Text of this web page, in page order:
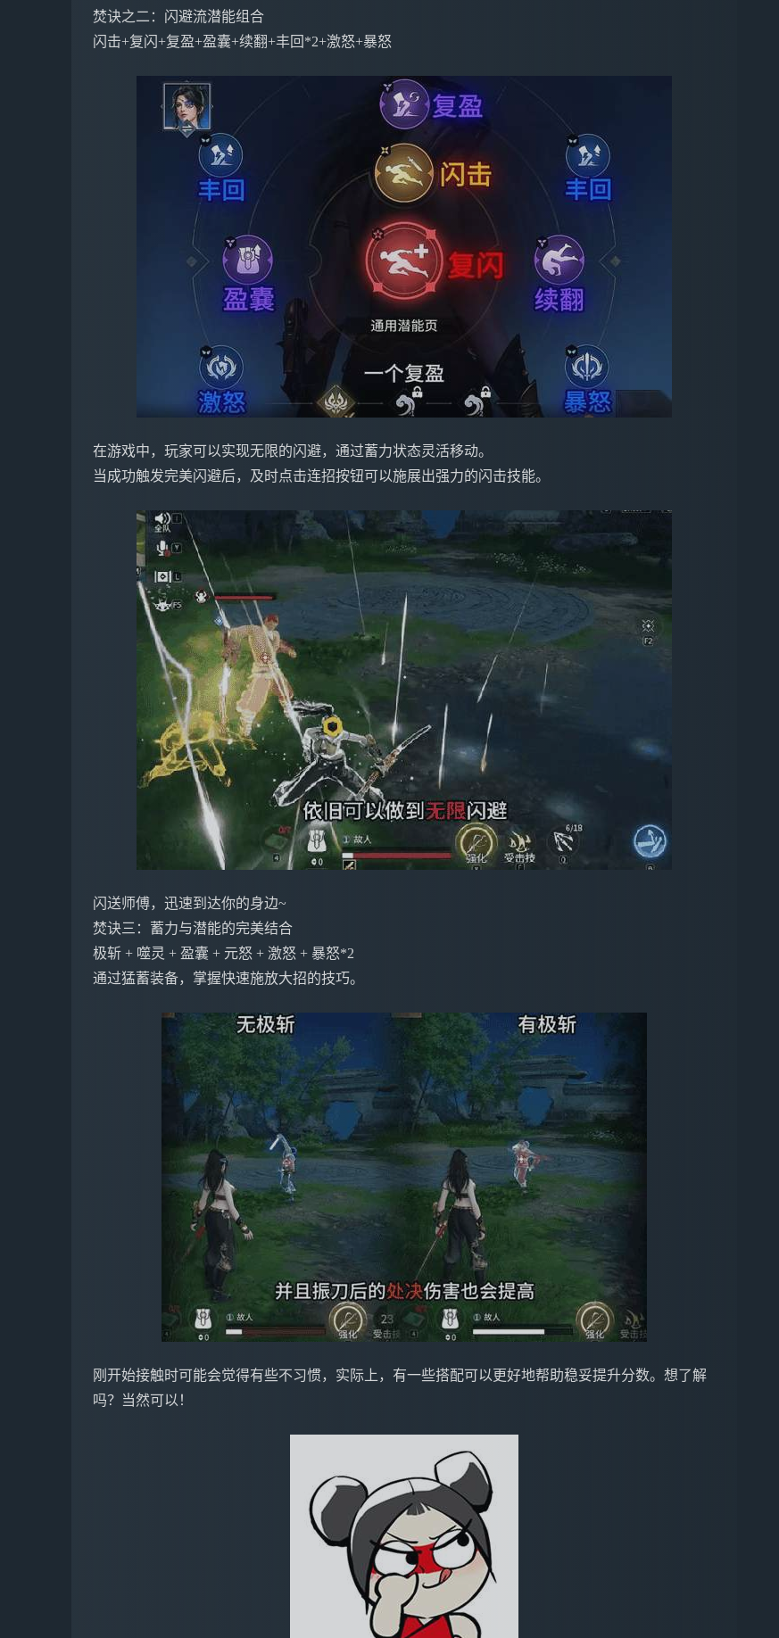
焚诀之二：闪避流潜能组合
闪击+复闪+复盈+盈囊+续翻+丰回*2+激怒+暴怒
在游戏中，玩家可以实现无限的闪避，通过蓄力状态灵活移动。
当成功触发完美闪避后，及时点击连招按钮可以施展出强力的闪击技能。
闪送师傅，迅速到达你的身边~
焚诀三：蓄力与潜能的完美结合
极斩 + 噬灵 + 盈囊 + 元怒 + 激怒 + 暴怒*2
通过猛蓄装备，掌握快速施放大招的技巧。
刚开始接触时可能会觉得有些不习惯，实际上，有一些搭配可以更好地帮助稳妥提升分数。想了解
吗？当然可以！